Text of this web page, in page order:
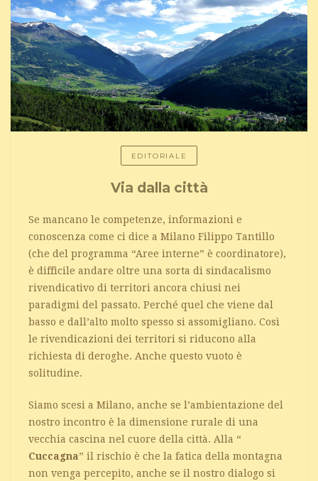
EDITORIALE
Via dalla città
Se mancano le competenze, informazioni e
conoscenza come ci dice a Milano Filippo Tantillo
(che del programma “Aree interne” è coordinatore),
è difficile andare oltre una sorta di sindacalismo
rivendicativo di territori ancora chiusi nei
paradigmi del passato. Perché quel che viene dal
basso e dall’alto molto spesso si assomigliano. Così
le rivendicazioni dei territori si riducono alla
richiesta di deroghe. Anche questo vuoto è
solitudine.
Siamo scesi a Milano, anche se l’ambientazione del
nostro incontro è la dimensione rurale di una
vecchia cascina nel cuore della città. Alla “
Cuccagna” il rischio è che la fatica della montagna
non venga percepito, anche se il nostro dialogo si